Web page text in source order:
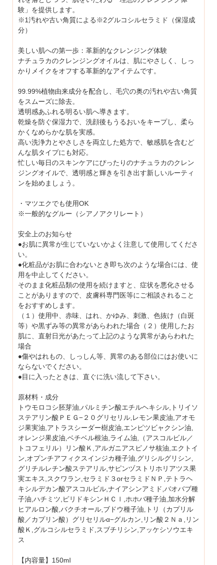
験」を提供します。
※1汚れや古い角質による※2グルコシルセラミド（保湿成
分）
美しい肌への第一歩：革新的なクレンジング体験
ナチュラカのクレンジングオイルは、肌にやさしく、しっ
かりメイクをオフする革新的なアイテムです。
99.99%植物由来成分を配合し、毛穴の奥の汚れや古い角質
をスムーズに除去。
透明感あふれる明るい肌へ導きます。
乾燥を防ぐ保湿力で、洗顔後もうるおいをキープし、柔ら
かくなめらかな肌を実感。
高い洗浄力とやさしさを両立した処方で、敏感肌を含むど
んな肌タイプにも対応。
忙しい毎日のスキンケアにぴったりのナチュラカのクレン
ジングオイルで、透明感と輝きを引き出す新しいルーティ
ンを始めましょう。
・マツエクでも使用OK
※一般的なグルー（シアノアクリレート）
安全上のお知らせ
●お肌に異常が生じていないかよく注意して使用してくださ
い。
●化粧品がお肌に合わないとき即ち次のような場合には、使
用を中止してください。
そのまま化粧品類の使用を続けますと、症状を悪化させる
ことがありますので、皮膚科専門医等にご相談されること
をおすすめします。
（１）使用中、赤味、はれ、かゆみ、刺激、色抜け（白斑
等）や黒ずみ等の異常があらわれた場合（２）使用したお
肌に、直射日光があたって上記のような異常があらわれた
場合
●傷やはれもの、しっしん等、異常のある部位にはお使いに
ならないでください。
●目に入ったときは、直ぐに洗い流して下さい。
原材料・成分
トウモロコシ胚芽油,パルミチン酸エチルヘキシル,トリイソ
ステアリン酸ＰＥＧ−２０グリセリル,レモン果皮油,アオモ
ジ果実油,アトラスシーダー樹皮油,エンピツビャクシン油,
オレンジ果皮油,ベチベル根油,ライム油,（アスコルビル／
トコフェリル）リン酸Ｋ,アルガニアスピノサ核油,エクトイ
ン,オプンチアフィクスインジカ種子油,グリシルグリシン,
グリチルレチン酸ステアリル,サピンヅストリホリアツス果
実エキス,スクワラン,セラミド３orセラミドＮＰ,テトラヘ
キシルデカン酸アスコルビル,ナイアシンアミド,バオバブ種
子油,ハチミツ,ピリドキシンＨＣｌ,ホホバ種子油,加水分解
ヒアルロン酸,バクチオール,ブドウ種子油,トリ（カプリル
酸／カプリン酸）グリセリルα−グルカン,リン酸２Ｎａ,リン
酸Ｋ,グルコシルセラミド,スブチリシン,アッケシソウエキ
ス
【内容量】150ml